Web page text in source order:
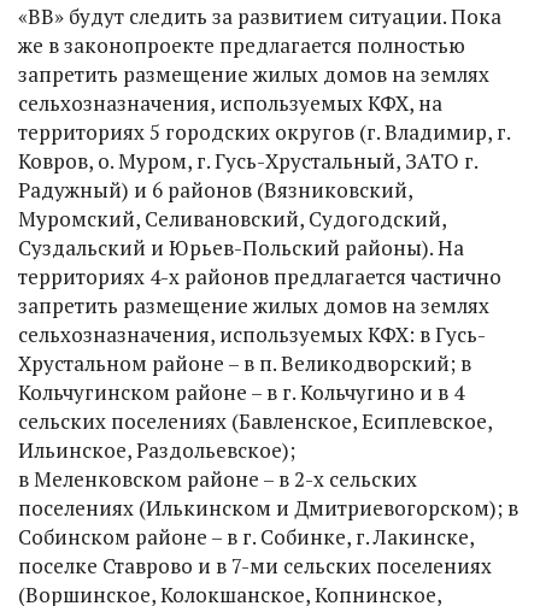
«ВВ» будут следить за развитием ситуации. Пока
же в законопроекте предлагается полностью
запретить размещение жилых домов на землях
сельхозназначения, используемых КФХ, на
территориях 5 городских округов (г. Владимир, г.
Ковров, о. Муром, г. Гусь-Хрустальный, ЗАТО г.
Радужный) и 6 районов (Вязниковский,
Муромский, Селивановский, Судогодский,
Суздальский и Юрьев-Польский районы). На
территориях 4-х районов предлагается частично
запретить размещение жилых домов на землях
сельхозназначения, используемых КФХ: в Гусь-
Хрустальном районе – в п. Великодворский; в
Кольчугинском районе – в г. Кольчугино и в 4
сельских поселениях (Бавленское, Есиплевское,
Ильинское, Раздольевское);
в Меленковском районе – в 2-х сельских
поселениях (Илькинском и Дмитриевогорском); в
Собинском районе – в г. Собинке, г. Лакинске,
поселке Ставрово и в 7-ми сельских поселениях
(Воршинское, Колокшанское, Копнинское,